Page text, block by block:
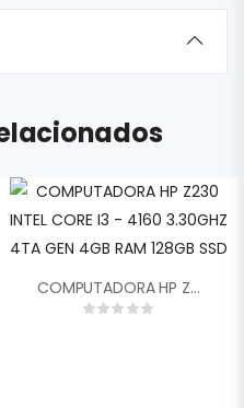
COMPUTADORA HP Z230 INTEL CORE I3 – 4160 3.30GHZ 4TA GEN 4GB RAM 128GB SSD